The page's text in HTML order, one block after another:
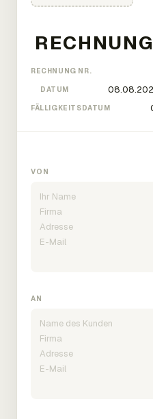
RECHNUNG NR.
DATUM
FÄLLIGKEITSDATUM
VON
AN